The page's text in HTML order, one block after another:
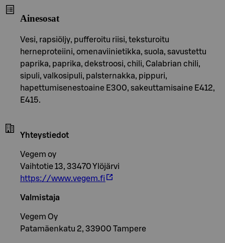
Ainesosat
Vesi, rapsiöljy, pufferoitu riisi, teksturoitu
herneproteiini, omenaviinietikka, suola, savustettu
paprika, paprika, dekstroosi, chili, Calabrian chili,
sipuli, valkosipuli, palsternakka, pippuri,
hapettumisenestoaine E300, sakeuttamisaine E412,
E415.
Yhteystiedot
Vegem oy
Vaihtotie 13, 33470 Ylöjärvi
https://www.vegem.fi
Valmistaja
Vegem Oy
Patamäenkatu 2, 33900 Tampere